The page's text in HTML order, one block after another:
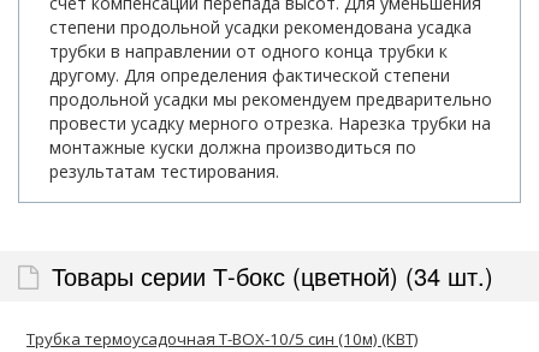
степени продольной усадки рекомендована усадка
трубки в направлении от одного конца трубки к
другому. Для определения фактической степени
продольной усадки мы рекомендуем предварительно
провести усадку мерного отрезка. Нарезка трубки на
монтажные куски должна производиться по
результатам тестирования.
Товары серии Т-бокс (цветной) (34 шт.)
Трубка термоусадочная Т-BOX-10/5 син (10м) (КВТ)